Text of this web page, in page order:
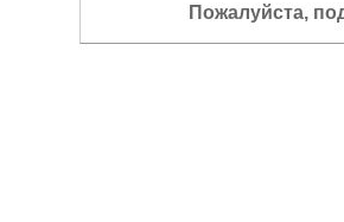
Пожалуйста,